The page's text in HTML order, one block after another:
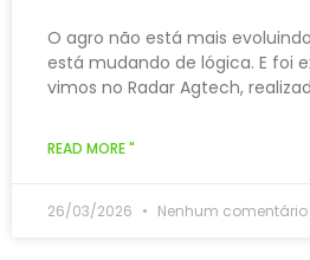
O agro não está mais
está mudando de lógica. E foi
vimos no Radar Agtech,
READ MORE "
26/03/2026 Nenhum comentário